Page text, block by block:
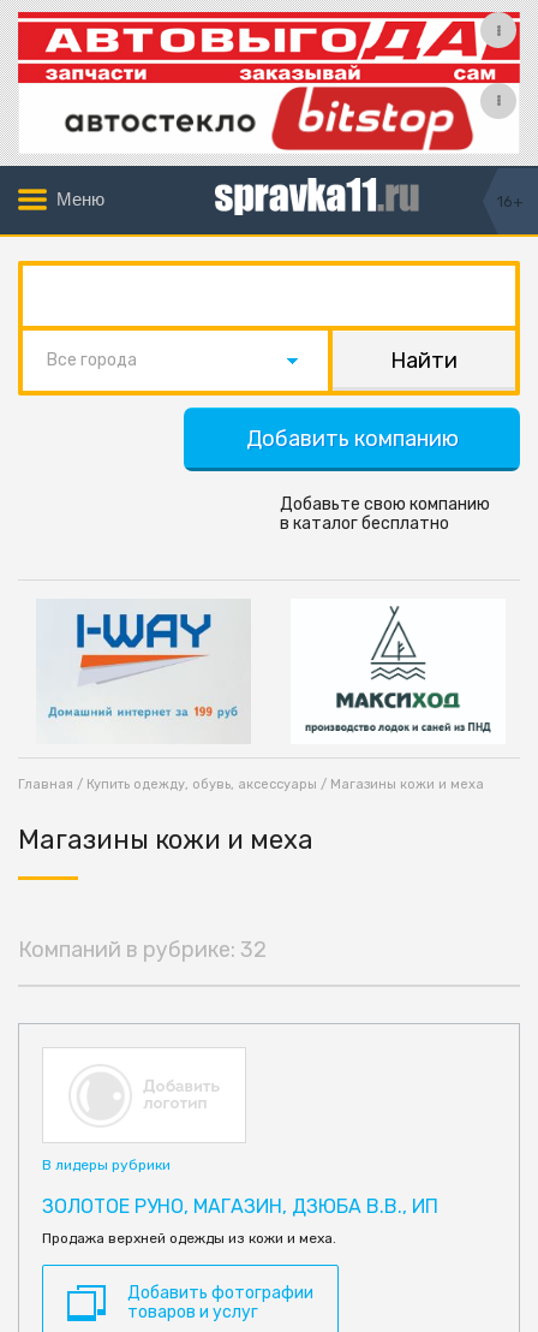
Меню 16+
Все города
Добавить компанию
Добавьте свою компанию
в каталог бесплатно
Главная / Купить одежду, обувь, аксессуары / Магазины кожи и меха
Магазины кожи и меха
Компаний в рубрике: 32
В лидеры рубрики
ЗОЛОТОЕ РУНО, МАГАЗИН, ДЗЮБА В.В., ИП
Продажа верхней одежды из кожи и меха.
Добавить фотографии
товаров и услуг